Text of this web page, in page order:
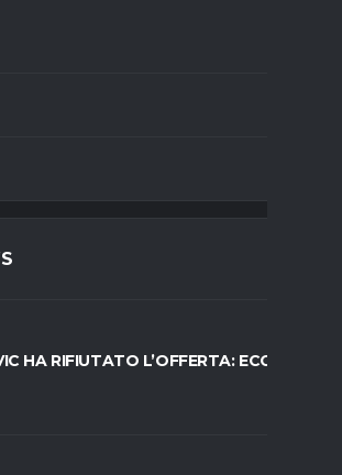
HA RIFIUTATO L’OFFERTA: ECCO